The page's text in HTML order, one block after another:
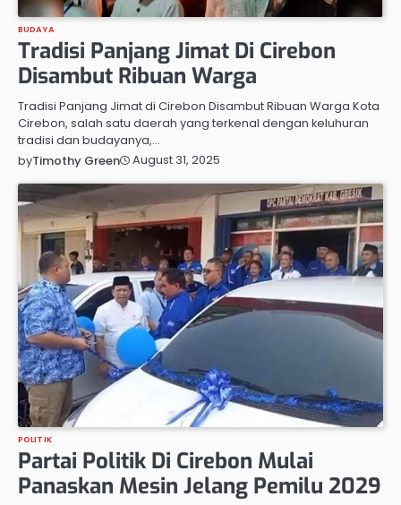
BUDAYA
Tradisi Panjang Jimat Di Cirebon
Disambut Ribuan Warga
Tradisi Panjang Jimat di Cirebon Disambut Ribuan Warga Kota
Cirebon, salah satu daerah yang terkenal dengan keluhuran
tradisi dan budayanya,…
byTimothy Green August 31, 2025
POLITIK
Partai Politik Di Cirebon Mulai
Panaskan Mesin Jelang Pemilu 2029